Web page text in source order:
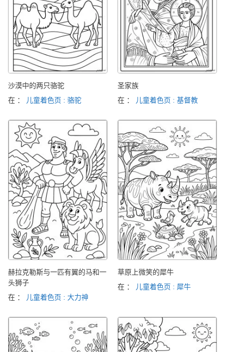
沙漠中的两只骆驼
在 ：
儿童着色页 : 骆驼
圣家族
在 ：
儿童着色页 : 基督教
赫拉克勒斯与一匹有翼的马和一
头狮子
在 ：
儿童着色页 : 大力神
草原上微笑的犀牛
在 ：
儿童着色页 : 犀牛